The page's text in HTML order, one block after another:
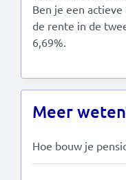
Ben je een
de rente in de
6,69%.
Meer
Hoe bouw je